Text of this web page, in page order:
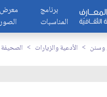
معرض
الصور
برنامج
المناسبات
وسنن الأدعية والزيارات